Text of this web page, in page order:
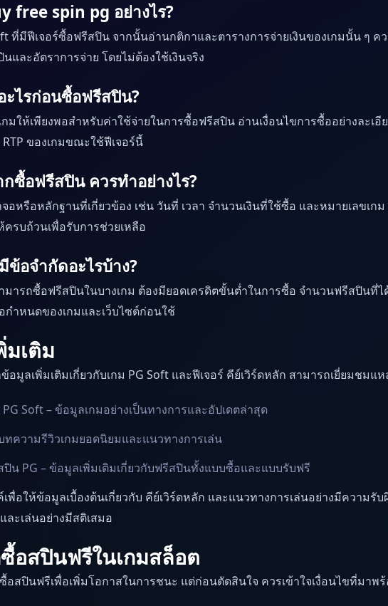
free spin pg อย่างไร?
ที่มีฟีเจอร์ซื้อฟรีสปิน จากนั้นอ่านกติกาและตารางการจ่ายเงินของเกมนั้น ๆ
และอัตราการจ่าย โดยไม่ต้องใช้เงินจริง
ะไรก่อนซื้อฟรีสปิน?
มให้เพียงพอสำหรับค่าใช้จ่ายในการซื้อฟรีสปิน อ่านเงื่อนไขการซื้ออย่างละเ
ของเกมขณะใช้ฟีเจอร์นี้
ซื้อฟรีสปิน ควรทำอย่างไร?
หรือหลักฐานที่เกี่ยวข้อง เช่น วันที่ เวลา จำนวนเงินที่ใช้ซื้อ และหมายเลขเ
รบถ้วนเพื่อรับการช่วยเหลือ
อจำกัดอะไรบ้าง?
มารถซื้อฟรีสปินในบางเกม ต้องมียอดเครดิตขั้นต่ำในการซื้อ จำนวนฟรีสปินที่
ำหนดของเกมและเว็บไซต์ก่อนใช้
เติม
มูลเพิ่มเติมเกี่ยวกับเกม PG Soft และฟีเจอร์ คีย์เวิร์ดหลัก สามารถเยี่ยมชมแ
Soft– ข้อมูลเกมอย่างเป็นทางการและอัปเดตล่าสุด
ทความรีวิวเกมยอดนิยมและแนวทางการเล่น
น PG – ข้อมูลเพิ่มเติมเกี่ยวกับฟรีสปินทั้งแบบซื้อและแบบรับฟรี
พื่อให้ข้อมูลเบื้องต้นเกี่ยวกับ คีย์เวิร์ดหลัก และแนวทางการเล่นอย่างมีความ
ะเล่นอย่างมีสติเสมอ
อสปินฟรีในเกมสล็อต
อสปินฟรีเพื่อเพิ่มโอกาสในการชนะ แต่ก่อนตัดสินใจ ควรเข้าใจเงื่อนไขที่มาพ